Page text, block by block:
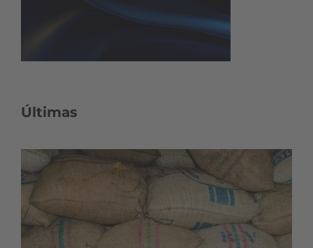
Últimas